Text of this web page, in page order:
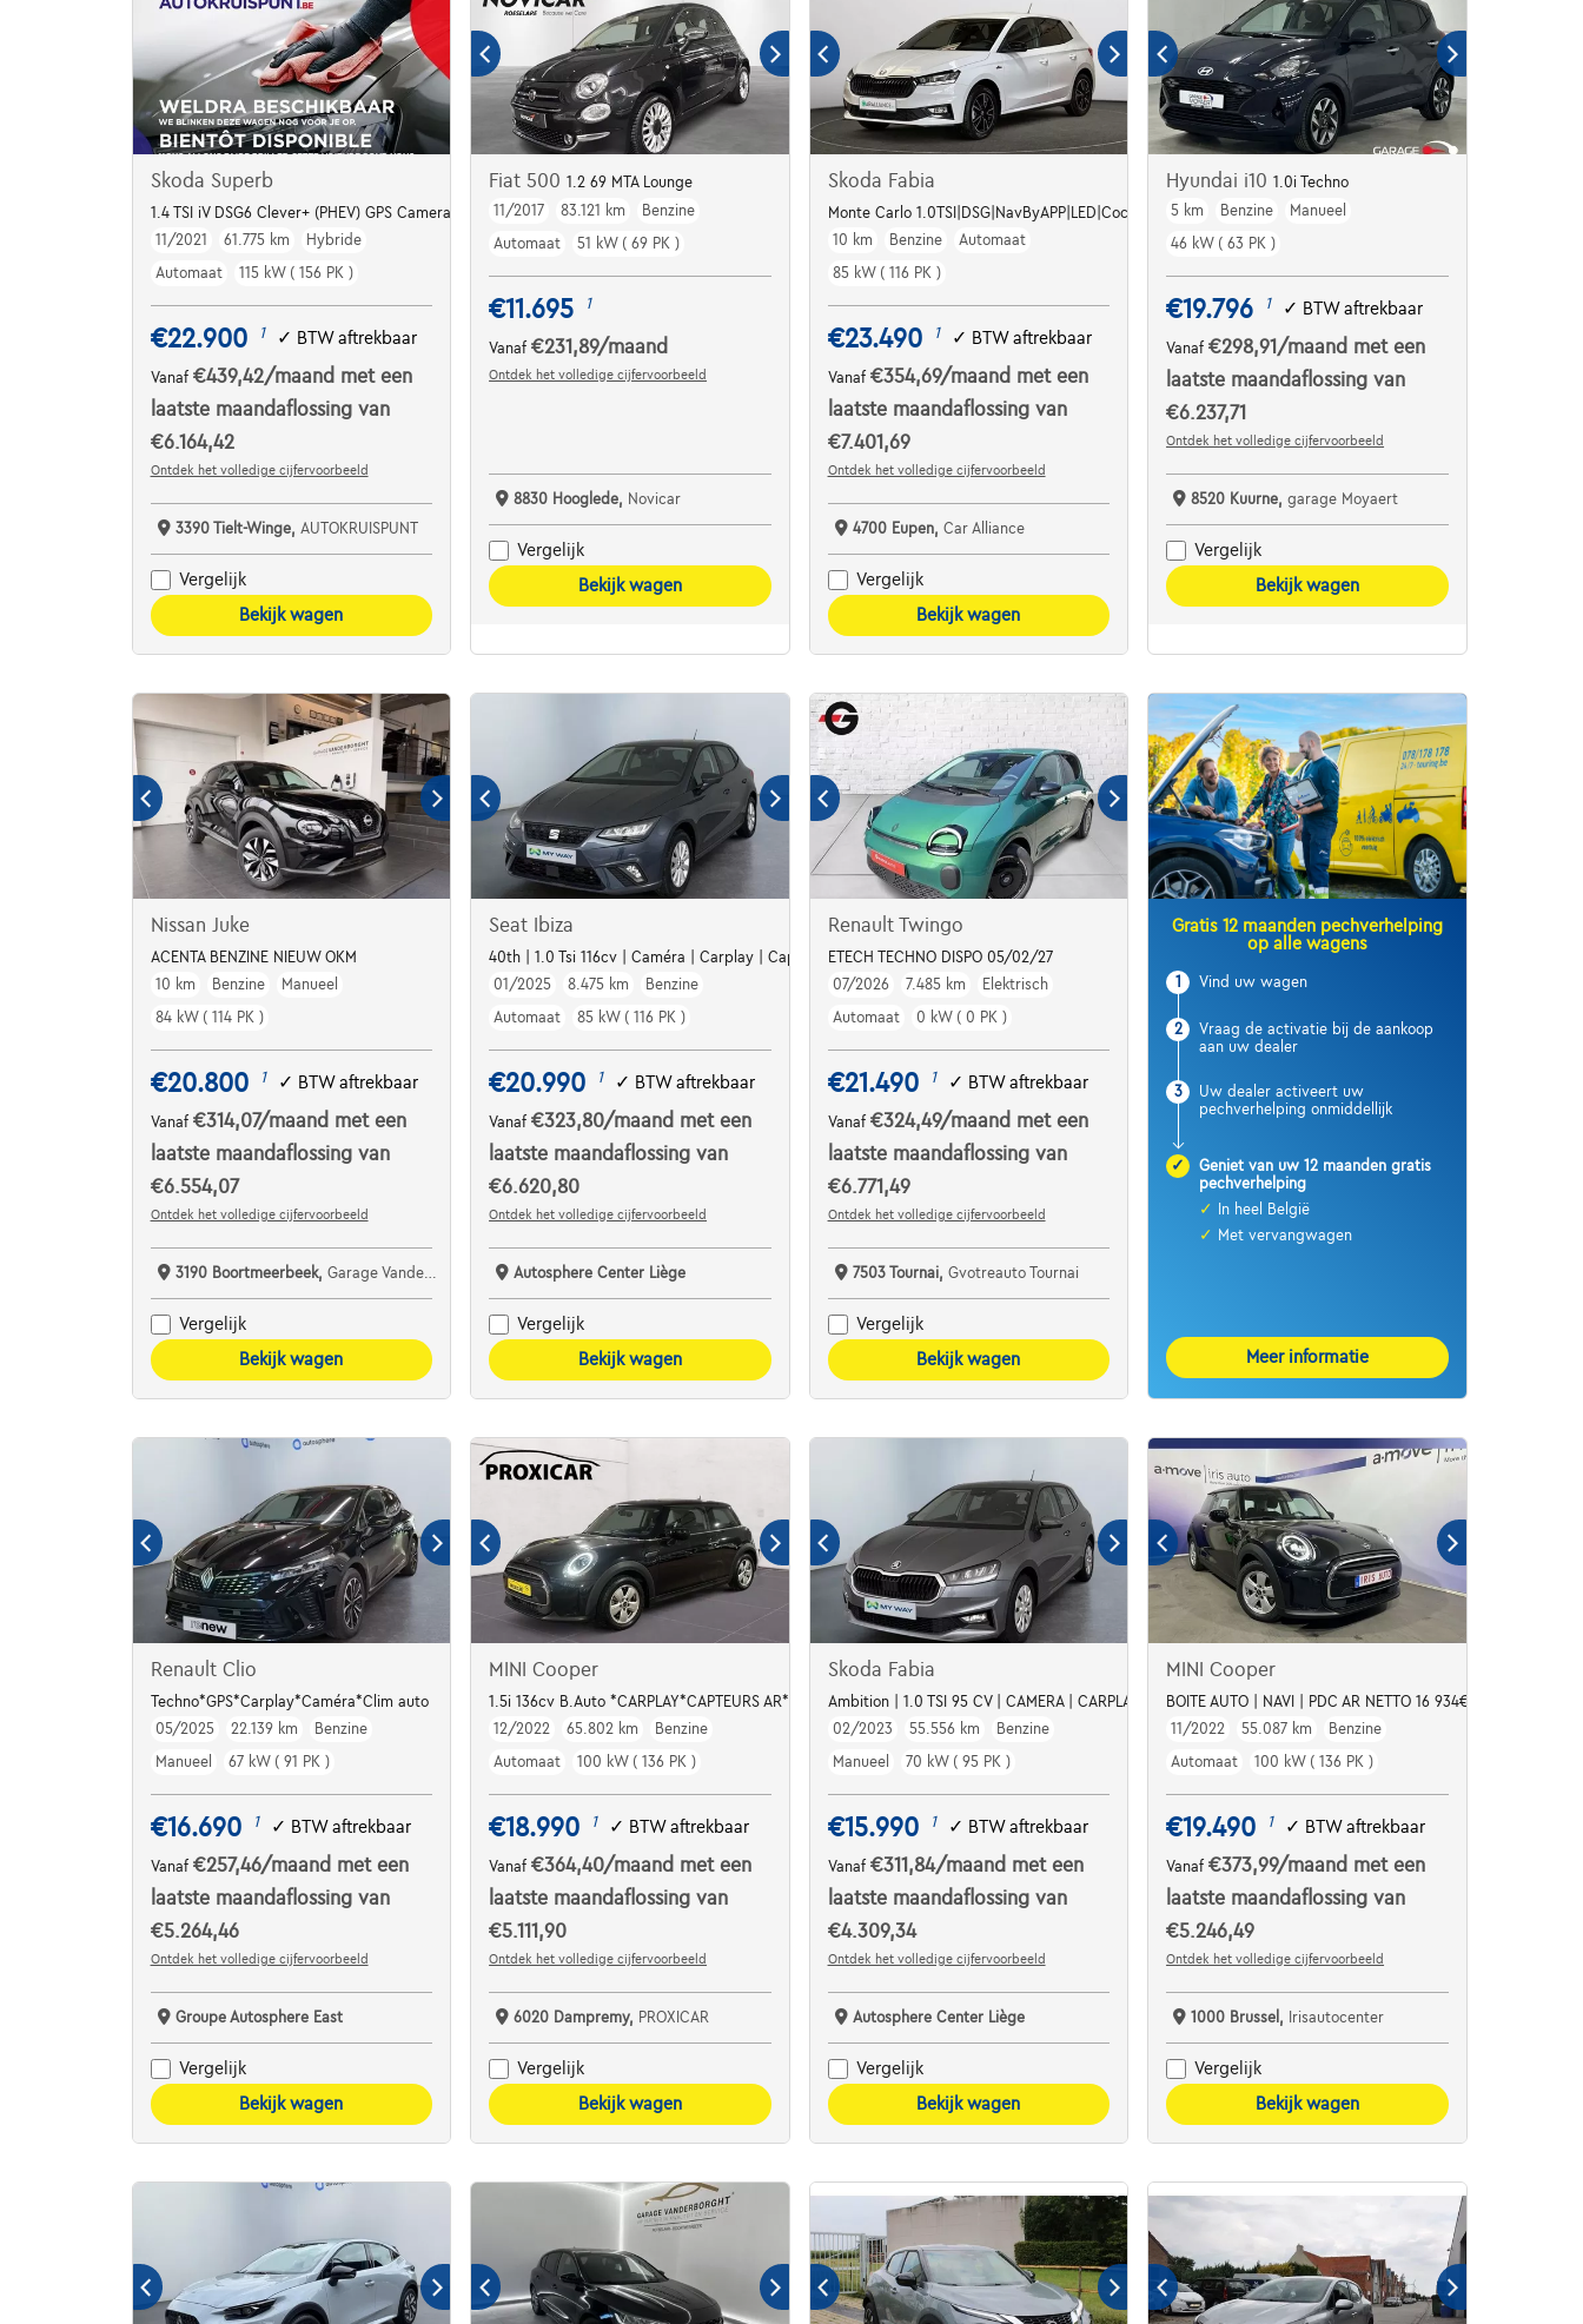
Skoda Superb
1.4 TSI iV DSG6 Clever+ (PHEV) GPS Camera Opendak Verw.zetels+stuur
11/2021
61.775 km
Hybride
Automaat
115 kW ( 156 PK )
€22.900 1 ✓ BTW aftrekbaar
Vanaf €439,42/maand met een
laatste maandaflossing van
€6.164,42
Ontdek het volledige cijfervoorbeeld
3390 Tielt-Winge, AUTOKRUISPUNT
Vergelijk
Bekijk wagen
Fiat 5001.2 69 MTA Lounge
11/2017
83.121 km
Benzine
Automaat
51 kW ( 69 PK )
€11.695 1
Vanaf€231,89/maand
Ontdek het volledige cijfervoorbeeld
8830 Hooglede, Novicar
Vergelijk
Bekijk wagen
Skoda Fabia
Monte Carlo 1.0TSI|DSG|NavByAPP|LED|Cockpit.Digi
10 km
Benzine
Automaat
85 kW ( 116 PK )
€23.490 1 ✓ BTW aftrekbaar
Vanaf €354,69/maand met een
laatste maandaflossing van
€7.401,69
Ontdek het volledige cijfervoorbeeld
4700 Eupen, Car Alliance
Vergelijk
Bekijk wagen
Hyundai i101.0i Techno
5 km
Benzine
Manueel
46 kW ( 63 PK )
€19.796 1 ✓ BTW aftrekbaar
Vanaf€298,91 /maand met een
laatste maandaflossing van
€6.237,71
Ontdek het volledige cijfervoorbeeld
8520 Kuurne,garage Moyaert
Vergelijk
Bekijk wagen
Nissan Juke
ACENTA BENZINE NIEUW OKM
10 km
Benzine
Manueel
84 kW ( 114 PK )
€20.800 1 ✓ BTW aftrekbaar
Vanaf €314,07/maand met een
laatste maandaflossing van
€6.554,07
Ontdek het volledige cijfervoorbeeld
3190 Boortmeerbeek, Garage Vanderborght Boortmeerbeek
Vergelijk
Bekijk wagen
Seat Ibiza
40th | 1.0 Tsi 116cv | Caméra | Carplay | Capteurs Av+Ar | Clim
01/2025
8.475 km
Benzine
Automaat
85 kW ( 116 PK )
€20.990 1 ✓ BTW aftrekbaar
Vanaf€323,80/maand met een
laatste maandaflossing van
€6.620,80
Ontdek het volledige cijfervoorbeeld
Autosphere Center Liège
Vergelijk
Bekijk wagen
Renault Twingo
ETECH TECHNO DISPO 05/02/27
07/2026
7.485 km
Elektrisch
Automaat
0 kW ( 0 PK )
€21.490 1 ✓ BTW aftrekbaar
Vanaf €324,49/maand met een
laatste maandaflossing van
€6.771,49
Ontdek het volledige cijfervoorbeeld
7503 Tournai, Gvotreauto Tournai
Vergelijk
Bekijk wagen
Gratis 12 maanden pechverhelping
op alle wagens
1 Vind uw wagen
2
Vraag de activatie bij de aankoop
aan uw dealer
3
Uw dealer activeert uw
pechverhelping onmiddellijk
✓
Geniet van uw 12 maanden gratis
pechverhelping
✓
In heel België
✓ Met vervangwagen
Meer informatie
Renault Clio
Techno*GPS*Carplay*Caméra*Clim auto
05/2025
22.139 km
Benzine
Manueel
67 kW ( 91 PK )
€16.690 1 ✓ BTW aftrekbaar
Vanaf €257,46/maand met een
laatste maandaflossing van
€5.264,46
Ontdek het volledige cijfervoorbeeld
Groupe Autosphere East
Vergelijk
Bekijk wagen
MINI Cooper
1.5i 136cv B.Auto *CARPLAY*CAPTEURS AR*NAVI*CLIM*
12/2022
65.802 km
Benzine
Automaat
100 kW ( 136 PK )
€18.990 1 ✓ BTW aftrekbaar
Vanaf€364,40/maand met een
laatste maandaflossing van
€5.111,90
Ontdek het volledige cijfervoorbeeld
6020 Dampremy, PROXICAR
Vergelijk
Bekijk wagen
Skoda Fabia
Ambition | 1.0 TSI 95 CV | CAMERA | CARPLAY | CLIM AUTO
02/2023
55.556 km
Benzine
Manueel
70 kW ( 95 PK )
€15.990 1 ✓ BTW aftrekbaar
Vanaf €311,84/maand met een
laatste maandaflossing van
€4.309,34
Ontdek het volledige cijfervoorbeeld
Autosphere Center Liège
Vergelijk
Bekijk wagen
MINI Cooper
BOITE AUTO | NAVI | PDC AR NETTO 16 934€
11/2022
55.087 km
Benzine
Automaat
100 kW ( 136 PK )
€19.490 1 ✓ BTW aftrekbaar
Vanaf€373,99/maand met een
laatste maandaflossing van
€5.246,49
Ontdek het volledige cijfervoorbeeld
1000 Brussel, Irisautocenter
Vergelijk
Bekijk wagen